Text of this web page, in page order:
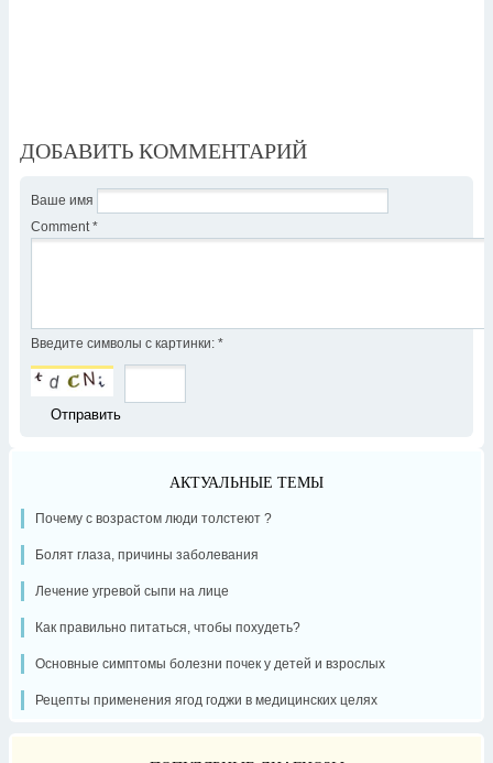
ДОБАВИТЬ КОММЕНТАРИЙ
Ваше имя
Comment *
Введите символы с картинки: *
АКТУАЛЬНЫЕ ТЕМЫ
Почему с возрастом люди толстеют ?
Болят глаза, причины заболевания
Лечение угревой сыпи на лице
Как правильно питаться, чтобы похудеть?
Основные симптомы болезни почек у детей и взрослых
Рецепты применения ягод годжи в медицинских целях